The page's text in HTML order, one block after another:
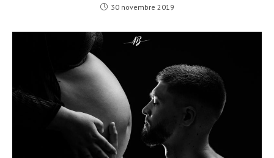
30 novembre 2019